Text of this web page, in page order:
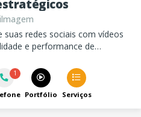
suas redes sociais com vídeos
e performance de
personalizadas com a
1
Portfólio Serviços